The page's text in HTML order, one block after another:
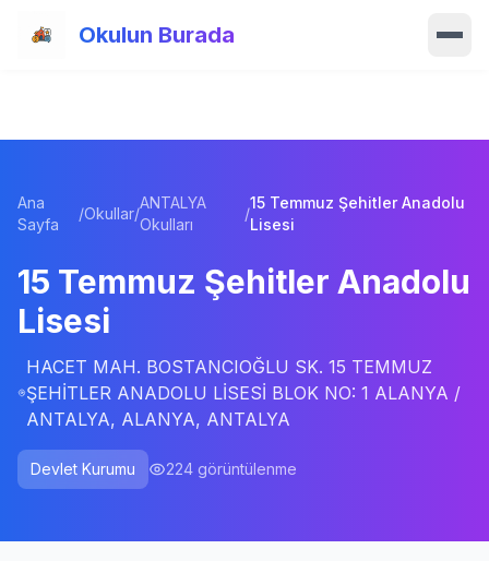
Okulun Burada
Okullar
Haberler
Blog
Hakkımızda
Ana
Sayfa
/Okullar/
ANTALYA
Okulları
/
15 Temmuz Şehitler Anadolu
Lisesi
15 Temmuz Şehitler Anadolu
Lisesi
HACET MAH. BOSTANCIOĞLU SK. 15 TEMMUZ
ŞEHİTLER ANADOLU LİSESİ BLOK NO: 1 ALANYA /
ANTALYA, ALANYA, ANTALYA
Devlet Kurumu 224 görüntülenme